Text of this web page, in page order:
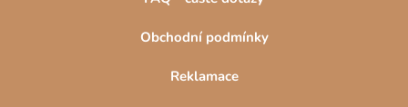
Obchodní podmínky
Reklamace